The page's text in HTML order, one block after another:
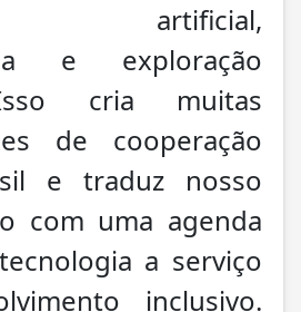
artificial,
e exploração
cria muitas
de cooperação
e traduz nosso
com uma agenda
a serviço
inclusivo.